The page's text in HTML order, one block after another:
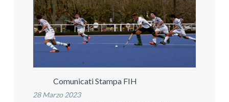
Comunicati Stampa FIH
28 Marzo 2023